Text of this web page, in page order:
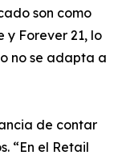
son como
y Forever 21, lo
no se adapta a
de contar
“En el Retail